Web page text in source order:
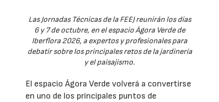
Las Jornadas Técnicas de la FEEJ reunirán los días
6 y 7 de octubre, en el espacio Ágora Verde de
Iberflora 2026, a expertos y profesionales para
debatir sobre los principales retos de la jardinería
y el paisajismo.
El espacio Ágora Verde volverá a convertirse
en uno de los principales puntos de